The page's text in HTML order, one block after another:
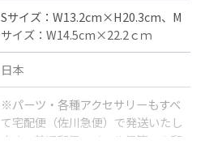
Sサイズ：W13.2cm×H20.3cm、M
サイズ：W14.5cm×22.2ｃｍ
日本
※パーツ・各種アクセサリーもすべ
て宅配便（佐川急便）で発送いたし
ます。普通郵便・メール便等での郵